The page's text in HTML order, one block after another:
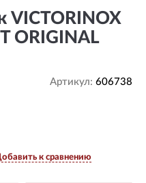
VICTORINOX
ORIGINAL
Артикул: 606738
к сравнению